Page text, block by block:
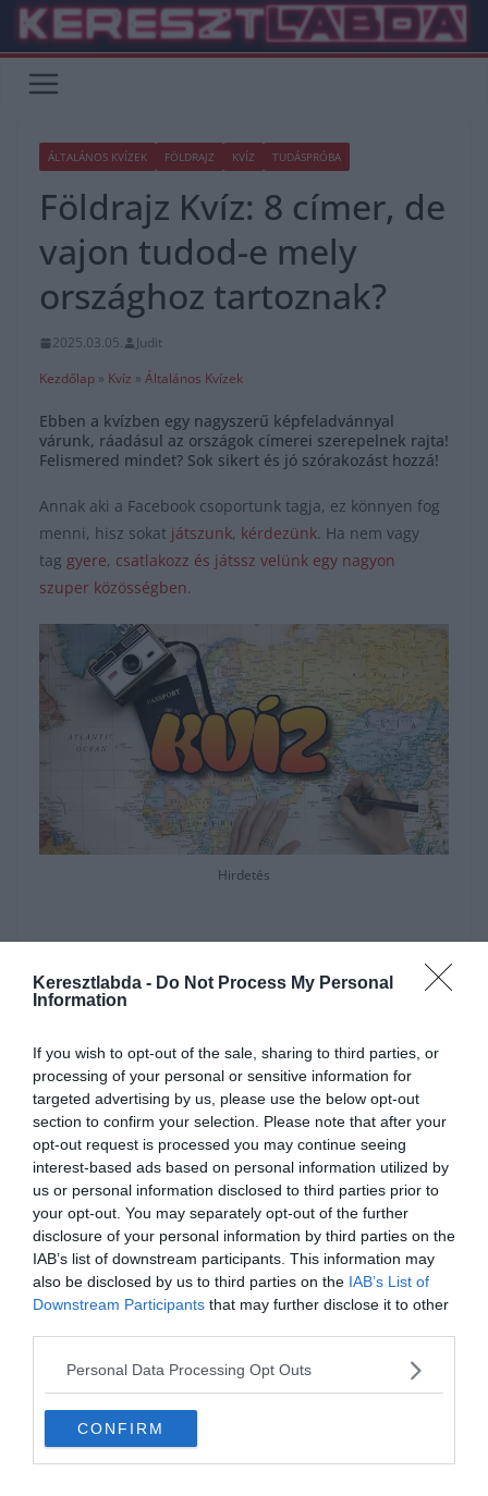
Keresztlabda - Do Not Process My Personal
Information
If you wish to opt-out of the sale, sharing to third parties, or
processing of your personal or sensitive information for
targeted advertising by us, please use the below opt-out
section to confirm your selection. Please note that after your
opt-out request is processed you may continue seeing
interest-based ads based on personal information utilized by
us or personal information disclosed to third parties prior to
your opt-out. You may separately opt-out of the further
disclosure of your personal information by third parties on the
IAB’s list of downstream participants. This information may
also be disclosed by us to third parties on the IAB’s List of
Downstream Participants that may further disclose it to other
Personal Data Processing Opt Outs
CONFIRM
Skip
content
ÁLTALÁNOS KVÍZEK FÖLDRAJZ KVÍZ TUDÁSPRÓBA
Földrajz Kvíz: 8 címer, de
vajon tudod-e mely
országhoz tartoznak?
2025.03.05.
Judit
Kezdőlap » Kvíz » Általános Kvízek
Ebben a kvízben egy nagyszerű képfeladvánnyal
várunk, ráadásul az országok címerei szerepelnek rajta!
Felismered mindet? Sok sikert és jó szórakozást hozzá!
Annak aki a Facebook csoportunk tagja, ez könnyen fog
menni, hisz sokat játszunk, kérdezünk. Ha nem vagy
tag gyere, csatlakozz és játssz velünk egy nagyon
szuper közösségben.
Hirdetés
Készen állsz?
0%